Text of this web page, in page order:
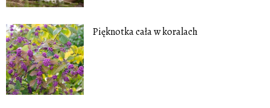
Pięknotka cała w koralach